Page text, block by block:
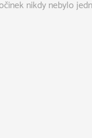
nikdy nebylo